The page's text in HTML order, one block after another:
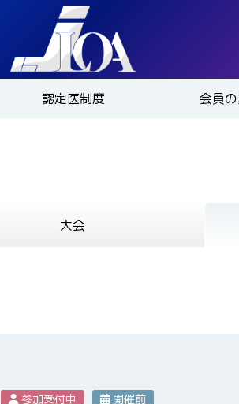
認定医制度 会員
大会
参加受付中 開催前